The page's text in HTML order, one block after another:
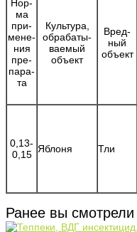
Нор­
ма
при­
ме­не­
ния
пре­
па­ра­
та
Куль­ту­ра,
об­ра­ба­ты­
ва­емый
объ­ект
Вред­
ный
объ­ект
0,13-
0,15 Яблоня Тли
Ранее вы смотрели